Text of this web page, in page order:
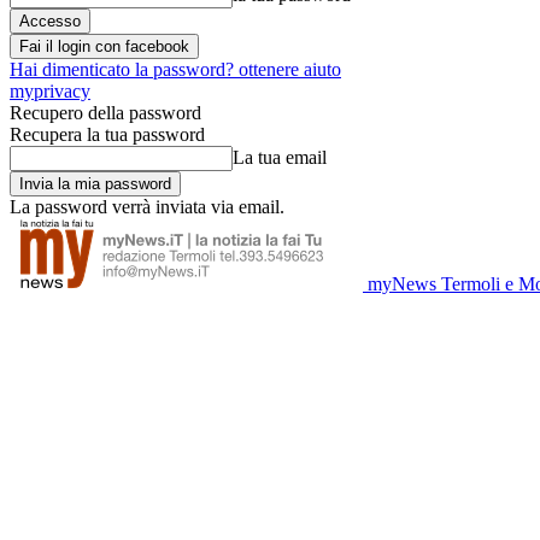
Fai il login con facebook
Hai dimenticato la password? ottenere aiuto
myprivacy
Recupero della password
Recupera la tua password
La tua email
La password verrà inviata via email.
myNews Termoli e